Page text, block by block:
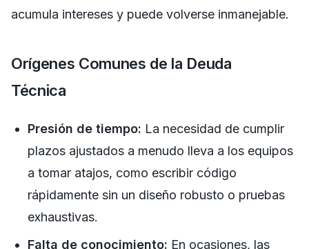
acumula intereses y puede volverse inmanejable.
Orígenes Comunes de la Deuda
Técnica
Presión de tiempo: La necesidad de cumplir
plazos ajustados a menudo lleva a los equipos
a tomar atajos, como escribir código
rápidamente sin un diseño robusto o pruebas
exhaustivas.
Falta de conocimiento: En ocasiones, las